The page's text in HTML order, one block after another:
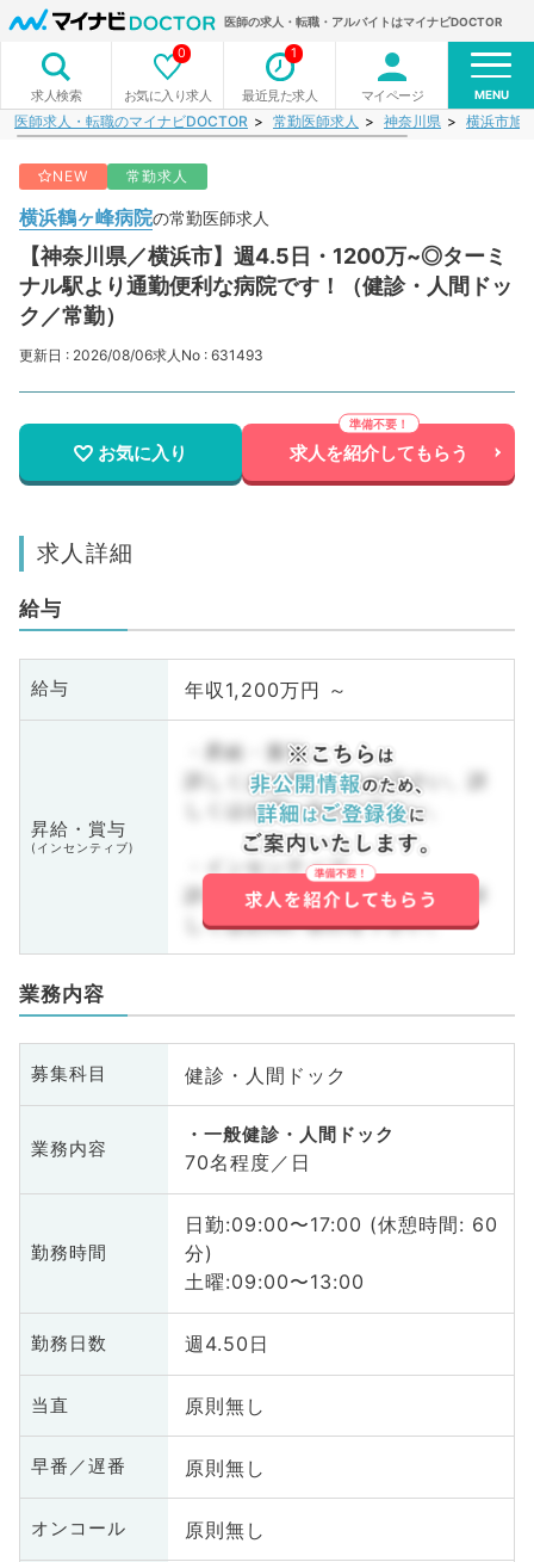
医師の求人・転職・アルバイトはマイナビDOCTOR
求人検索 お気に入り求人
0
最近見た求人
1
マイページ MENU
医師求人・転職のマイナビDOCTOR 常勤医師求人 神奈川県 横浜市旭
NEW 常勤求人
横浜鶴ヶ峰病院の常勤医師求人
【神奈川県／横浜市】週4.5日・1200万~◎ターミ
ナル駅より通勤便利な病院です！（健診・人間ドッ
ク／常勤）
更新日 : 2026/08/06求人No : 631493
お気に入り 求人を紹介してもらう
求人詳細
給与
給与 年収1,200万円 ～
昇給・賞与
(インセンティブ)
・昇給・賞与
詳しくはお問い合わせ下さい。詳
しくはお問い合わせ下さい。
・インセンティブ
詳しくはお問い合わせ下さい。詳
しくはお問い合わせ下さい。
業務内容
募集科目 健診・人間ドック
業務内容
一般健診・人間ドック
70名程度／日
勤務時間
日勤:09:00〜17:00 (休憩時間: 60
分)
土曜:09:00〜13:00
勤務日数 週4.50日
当直 原則無し
早番／遅番 原則無し
オンコール 原則無し